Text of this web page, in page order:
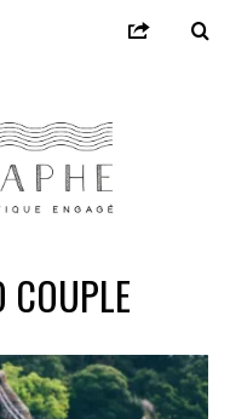
COUPLE